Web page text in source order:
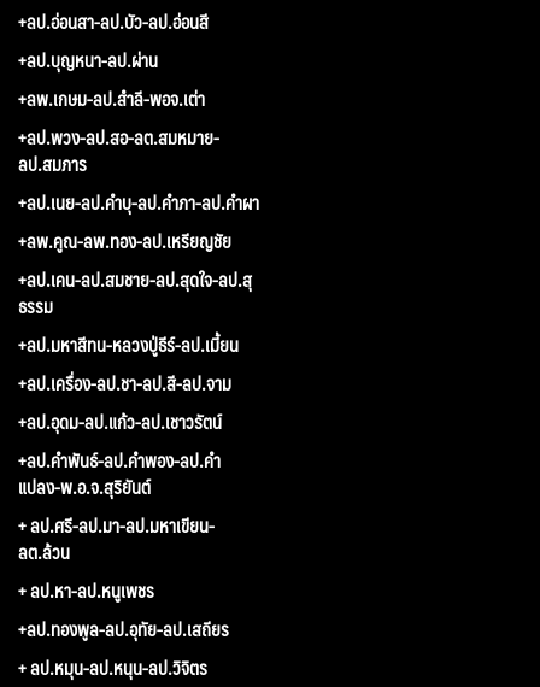
+ลป.อ่อนสา-ลป.บัว-ลป.อ่อนสี
+ลป.บุญหนา-ลป.ผ่าน
+ลพ.เกษม-ลป.สำลี-พอจ.เต่า
+ลป.พวง-ลป.สอ-ลต.สมหมาย-
ลป.สมภาร
+ลป.เนย-ลป.คำบุ-ลป.คำภา-ลป.คำผา
+ลพ.คูณ-ลพ.ทอง-ลป.เหรียญชัย
+ลป.เคน-ลป.สมชาย-ลป.สุดใจ-ลป.สุ
ธรรม
+ลป.มหาสีทน-หลวงปู่ธีร์-ลป.เมี้ยน
+ลป.เครื่อง-ลป.ชา-ลป.สี-ลป.จาม
+ลป.อุดม-ลป.แก้ว-ลป.เชาวรัตน์
+ลป.คำพันธ์-ลป.คำพอง-ลป.คำ
แปลง-พ.อ.จ.สุริยันต์
+ ลป.ศรี-ลป.มา-ลป.มหาเขียน-
ลต.ล้วน
+ ลป.หา-ลป.หนูเพชร
+ลป.ทองพูล-ลป.อุทัย-ลป.เสถียร
+ ลป.หมุน-ลป.หนุน-ลป.วิจิตร